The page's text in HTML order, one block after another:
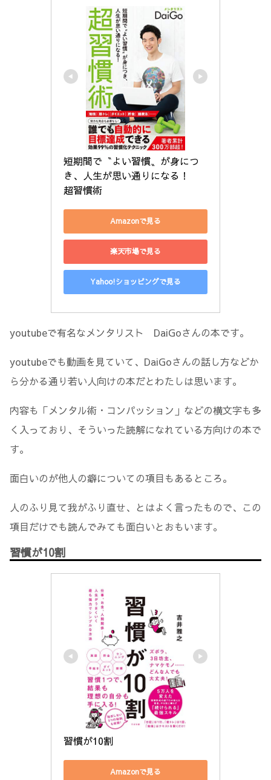
短期間で〝よい習慣〟が身につ
き、人生が思い通りになる！
超習慣術
Amazonで見る
楽天市場で見る
Yahoo!ショッピングで見る
youtubeで有名なメンタリスト DaiGoさんの本です。
youtubeでも動画を見ていて、DaiGoさんの話し方などか
ら分かる通り若い人向けの本だとわたしは思います。
内容も「メンタル術・コンパッション」などの横文字も多
く入っており、そういった読解になれている方向けの本で
す。
面白いのが他人の癖についての項目もあるところ。
人のふり見て我がふり直せ、とはよく言ったもので、この
項目だけでも読んでみても面白いとおもいます。
習慣が10割
習慣が10割
Amazonで見る